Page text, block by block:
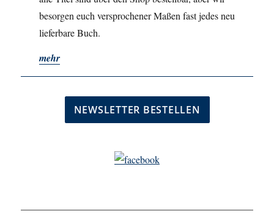
besorgen euch versprochener Maßen fast jedes neu
lieferbare Buch.
mehr